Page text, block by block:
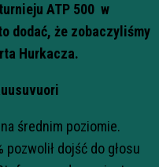
ATP 500 w
dodać, że zobaczyliśmy
Hurkacza.
średnim poziomie.
dojść do głosu